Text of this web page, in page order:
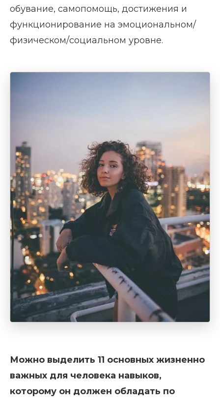
обувание, самопомощь, достижения и
функционирование на эмоциональном/
физическом/социальном уровне.
Можно выделить 11 основных жизненно
важных для человека навыков,
которому он должен обладать по